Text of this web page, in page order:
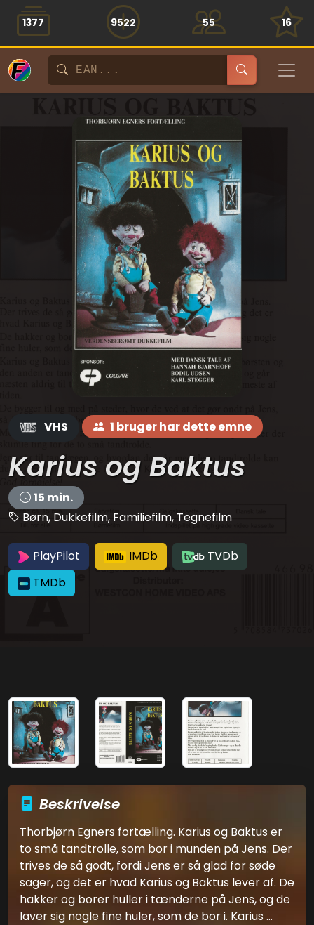
1377 9522 55 16
VHS 1 bruger har dette emne
Karius og Baktus
15 min.
Børn, Dukkefilm, Familiefilm, Tegnefilm
PlayPilot IMDb
TVDb
TMDb
Beskrivelse
Thorbjørn Egners fortælling. Karius og Baktus er
to små tandtrolle, som bor i munden på Jens. Der
trives de så godt, fordi Jens er så glad for søde
sager, og det er hvad Karius og Baktus lever af. De
hakker og borer huller i tænderne på Jens, og de
laver sig nogle fine huler, som de bor i. Karius ...